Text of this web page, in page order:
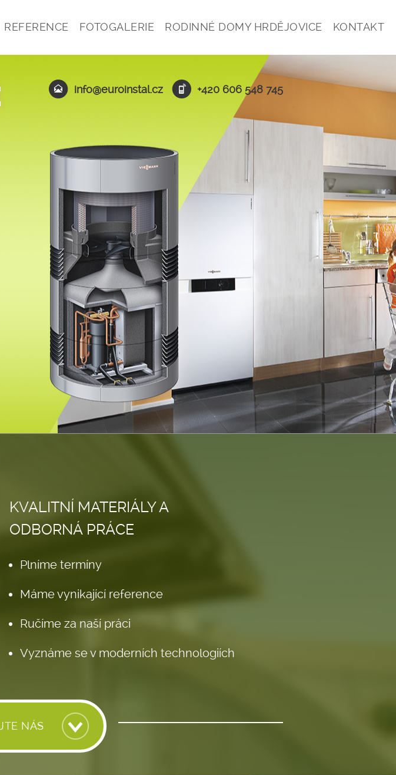
REFERENCE FOTOGALERIE RODINNÉ DOMY HRDĚJOVICE KONTAKT
info@euroinstal.cz +420 606 548 745
KVALITNÍ MATERIÁLY A
ODBORNÁ PRÁCE
Plníme termíny
Máme vynikající reference
Ručíme za naší práci
Vyznáme se v moderních technologiích
NÁS